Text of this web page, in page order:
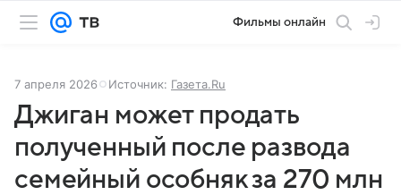
Фильмы онлайн
7 апреля 2026 Источник: Газета.Ru
Джиган может продать
полученный после развода
семейный особняк за 270 млн